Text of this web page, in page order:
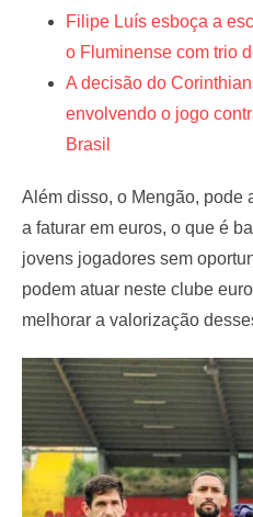
Filipe Luís esboça a
o Fluminense com trio
A decisão do
envolvendo o jogo
Brasil
Além disso, o Mengão, pode
a faturar em euros, o que é
jovens jogadores sem
podem atuar neste clube
melhorar a valorização